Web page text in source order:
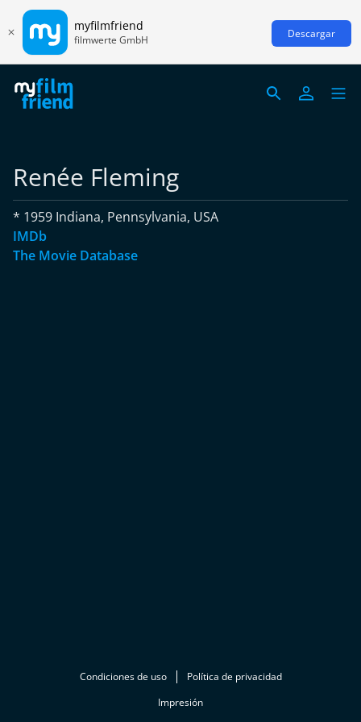
myfilmfriend
filmwerte GmbH Descargar
Renée Fleming
* 1959 Indiana, Pennsylvania, USA
IMDb
The Movie Database
Condiciones de uso
Política de privacidad
Impresión